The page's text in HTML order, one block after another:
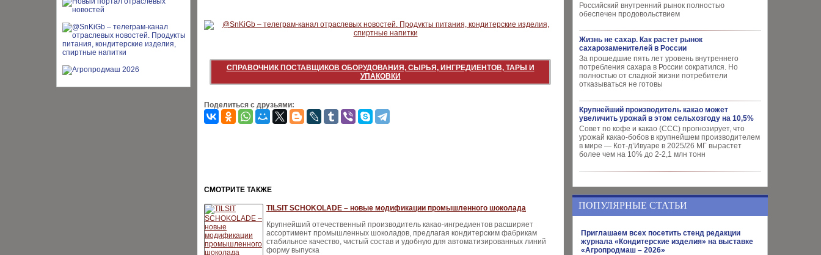
Российский внутренний рынок полностью
обеспечен продовольствием
Жизнь не сахар. Как растет рынок
сахарозаменителей в России
За прошедшие пять лет уровень внутреннего
потребления сахара в России сократился. Но
полностью от сладкой жизни потребители
отказываться не готовы
Крупнейший производитель какао может
увеличить урожай в этом сельхозгоду на 10,5%
Совет по кофе и какао (CCC) прогнозирует, что
урожай какао-бобов в крупнейшем производителем
в мире — Кот-д’Ивуаре в 2025/26 МГ вырастет
более чем на 10% до 2-2,1 млн тонн
ПОПУЛЯРНЫЕ СТАТЬИ
Приглашаем всех посетить стенд редакции
журнала «Кондитерские изделия» на выставке
«Агропродмаш – 2026»
СПРАВОЧНИК ПОСТАВЩИКОВ ОБОРУДОВАНИЯ, СЫРЬЯ, ИНГРЕДИЕНТОВ, ТАРЫ И
УПАКОВКИ
Поделиться с друзьями:
CМОТРИТЕ ТАКЖЕ
TILSIT SCHOKOLADE – новые модификации промышленного шоколада
Крупнейший отечественный произ­водитель какао-ингредиентов расши­ряет
ассортимент промышленных шо­коладов, предлагая кондитерским фа­брикам
стабильное качество, чистый состав и удобную для автоматизиро­ванных линий
форму выпуска